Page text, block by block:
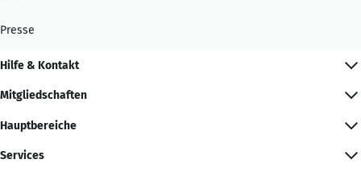
Presse
Hilfe & Kontakt
Mitgliedschaften
Hauptbereiche
Services